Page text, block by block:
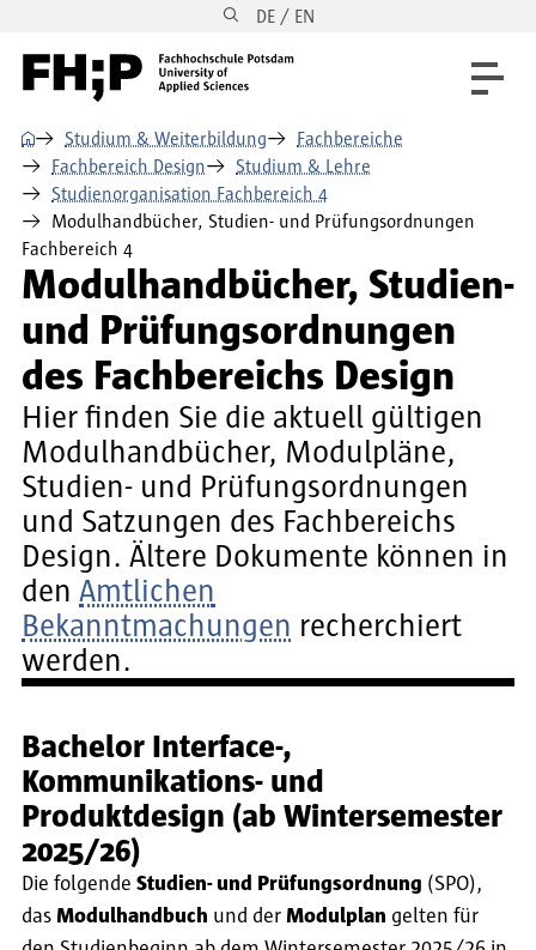
Direkt zur Hauptnavigation DE / EN
⌂ Studium & Weiterbildung
Fachbereiche
Fachbereich Design
Studium & Lehre
Studienorganisation Fachbereich 4
Modulhandbücher, Studien- und Prüfungsordnungen
Fachbereich 4
Modulhandbücher, Studien-
und Prüfungsordnungen
des Fachbereichs Design
Hier finden Sie die aktuell gültigen
Modulhandbücher, Modulpläne,
Studien- und Prüfungsordnungen
und Satzungen des Fachbereichs
Design. Ältere Dokumente können in
den Amtlichen
Bekanntmachungen recherchiert
werden.
Bachelor Interface-,
Kommunikations- und
Produktdesign (ab Wintersemester
2025/26)
Die folgende Studien- und Prüfungsordnung (SPO),
das Modulhandbuch und der Modulplan gelten für